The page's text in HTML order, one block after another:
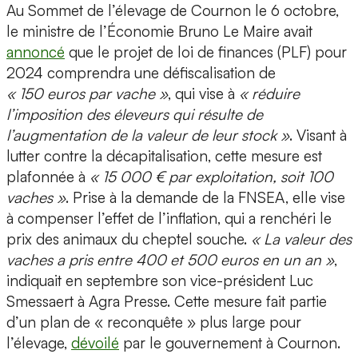
Au Sommet de l’élevage de Cournon le 6 octobre,
le ministre de l’Économie Bruno Le Maire avait
annoncé que le projet de loi de finances (PLF) pour
2024 comprendra une défiscalisation de
« 150 euros par vache », qui vise à « réduire
l’imposition des éleveurs qui résulte de
l’augmentation de la valeur de leur stock ». Visant à
lutter contre la décapitalisation, cette mesure est
plafonnée à « 15 000 € par exploitation, soit 100
vaches ». Prise à la demande de la FNSEA, elle vise
à compenser l’effet de l’inflation, qui a renchéri le
prix des animaux du cheptel souche. « La valeur des
vaches a pris entre 400 et 500 euros en un an »,
indiquait en septembre son vice-président Luc
Smessaert à Agra Presse. Cette mesure fait partie
d’un plan de « reconquête » plus large pour
l’élevage, dévoilé par le gouvernement à Cournon.